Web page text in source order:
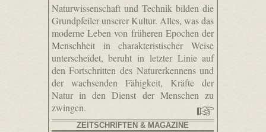
Naturwissenschaft und Technik bilden die
Grundpfeiler unserer Kultur. Alles, was das
moderne Leben von früheren Epochen der
Menschheit in charakteristischer Weise
unterscheidet, beruht in letzter Linie auf
den Fortschritten des Naturerkennens und
der wachsenden Fähigkeit, Kräfte der
Natur in den Dienst der Menschen zu
zwingen.
ZEITSCHRIFTEN & MAGAZINE